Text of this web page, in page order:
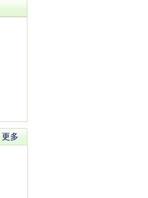
更多